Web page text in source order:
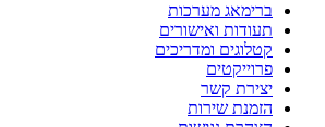
ברימאג מערכות
תעודות ואישורים
קטלוגים ומדריכים
פרוייקטים
יצירת קשר
הזמנת שירות